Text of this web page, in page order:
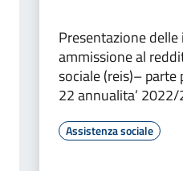
Presentazione delle
ammissione al
sociale (reis)–
22 annualita’
Assistenza sociale